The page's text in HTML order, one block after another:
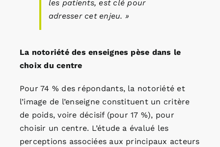
les patients, est clé pour
adresser cet enjeu. »
La notoriété des enseignes pèse dans le
choix du centre
Pour 74 % des répondants, la notoriété et
l’image de l’enseigne constituent un critère
de poids, voire décisif (pour 17 %), pour
choisir un centre. L’étude a évalué les
perceptions associées aux principaux acteurs